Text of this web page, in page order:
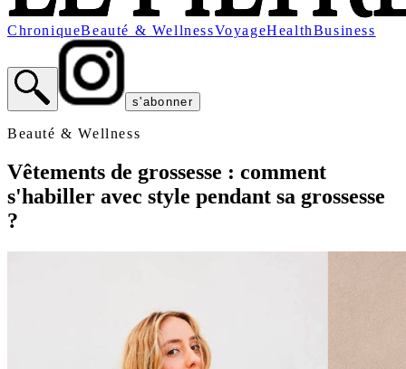
ChroniqueBeauté & WellnessVoyageHealthBusiness
s'abonner
Beauté & Wellness
Vêtements de grossesse : comment
s'habiller avec style pendant sa grossesse
?